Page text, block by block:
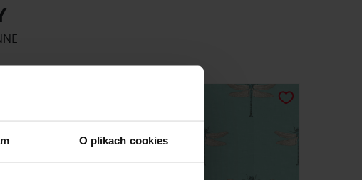
O plikach cookies